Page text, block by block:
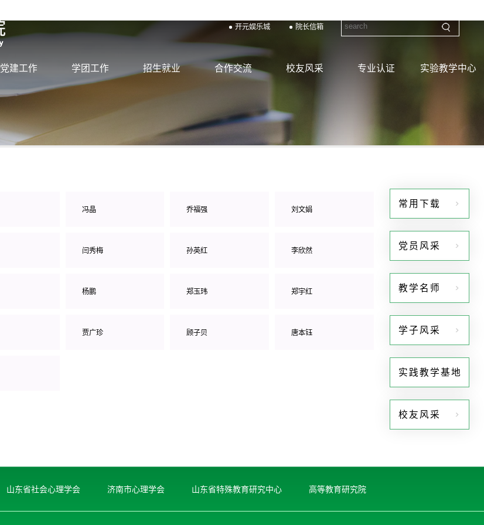
开元娱乐城 院长信箱
党建工作 学团工作 招生就业 合作交流 校友风采 专业认证 实验教学中心
冯晶 乔福强 刘文娟
闫秀梅 孙英红 李欣然
杨鹏 郑玉玮 郑宇红
贾广珍 顾子贝 唐本钰
常用下载
党员风采
教学名师
学子风采
实践教学基地
校友风采
山东省社会心理学会 济南市心理学会 山东省特殊教育研究中心 高等教育研究院